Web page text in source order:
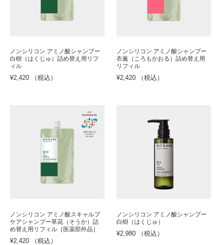
ノンシリコン アミノ酸シャンプー
白樹（はくじゅ）詰め替え用リフ
ィル
¥2,420 （税込）
ノンシリコン アミノ酸シャンプー
衣薫（ころもかおる）詰め替え用
リフィル
¥2,420 （税込）
ノンシリコン アミノ酸スキャルプ
ケアシャンプー草花（そうか）詰
め替え用リフィル［医薬部外品］
¥2,420 （税込）
ノンシリコン アミノ酸シャンプー
白樹（はくじゅ）
¥2,980 （税込）